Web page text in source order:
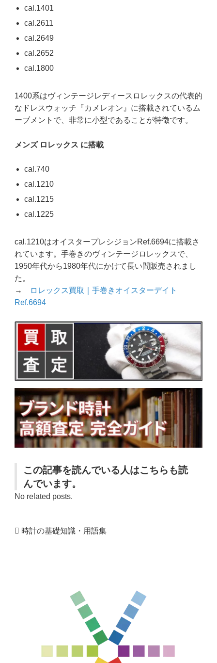
cal.1401
cal.2611
cal.2649
cal.2652
cal.1800
1400系はヴィンテージレディースロレックスの代表的
なドレスウォッチ『カメレオン』に搭載されているム
ーブメントで、非常に小型であることが特徴です。
メンズ ロレックス に搭載
cal.740
cal.1210
cal.1215
cal.1225
cal.1210はオイスタープレシジョンRef.6694に搭載さ
れています。手巻きのヴィンテージロレックスで、
1950年代から1980年代にかけて長い間販売されまし
た。
→
ロレックス買取｜手巻きオイスターデイト
Ref.6694
この記事を読んでいる人はこちらも読
んでいます。
No related posts.
時計の基礎知識・用語集